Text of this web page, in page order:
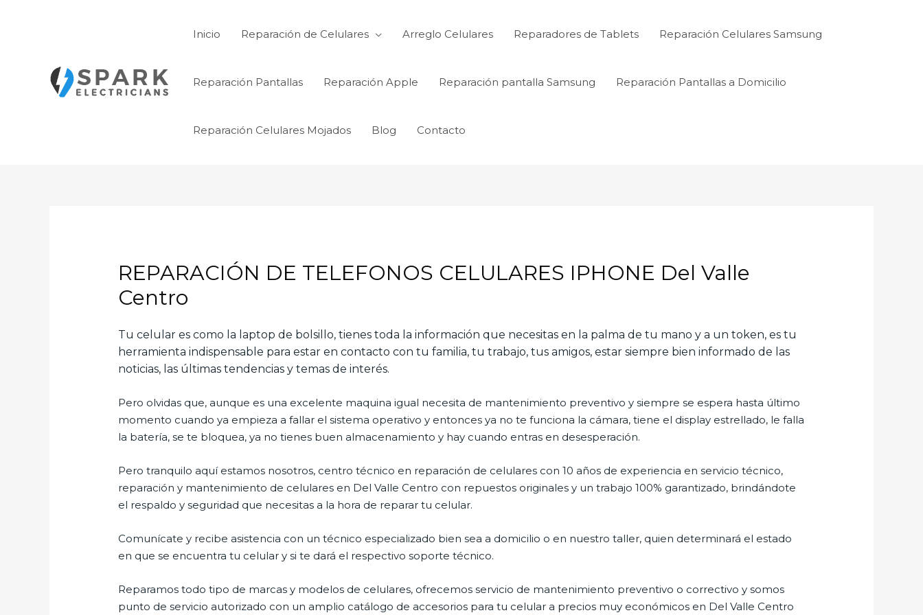
Inicio Reparación de Celulares Arreglo Celulares Reparadores de Tablets Reparación Celulares Samsung
Reparación Pantallas Reparación Apple Reparación pantalla Samsung Reparación Pantallas a Domicilio
Reparación Celulares Mojados Blog Contacto
REPARACIÓN DE TELEFONOS CELULARES IPHONE Del Valle
Centro
Tu celular es como la laptop de bolsillo, tienes toda la información que necesitas en la palma de tu mano y a un token, es tu
herramienta indispensable para estar en contacto con tu familia, tu trabajo, tus amigos, estar siempre bien informado de las
noticias, las últimas tendencias y temas de interés.
Pero olvidas que, aunque es una excelente maquina igual necesita de mantenimiento preventivo y siempre se espera hasta último
momento cuando ya empieza a fallar el sistema operativo y entonces ya no te funciona la cámara, tiene el display estrellado, le falla
la batería, se te bloquea, ya no tienes buen almacenamiento y hay cuando entras en desesperación.
Pero tranquilo aquí estamos nosotros, centro técnico en reparación de celulares con 10 años de experiencia en servicio técnico,
reparación y mantenimiento de celulares en Del Valle Centro con repuestos originales y un trabajo 100% garantizado, brindándote
el respaldo y seguridad que necesitas a la hora de reparar tu celular.
Comunícate y recibe asistencia con un técnico especializado bien sea a domicilio o en nuestro taller, quien determinará el estado
en que se encuentra tu celular y si te dará el respectivo soporte técnico.
Reparamos todo tipo de marcas y modelos de celulares, ofrecemos servicio de mantenimiento preventivo o correctivo y somos
punto de servicio autorizado con un amplio catálogo de accesorios para tu celular a precios muy económicos en Del Valle Centro